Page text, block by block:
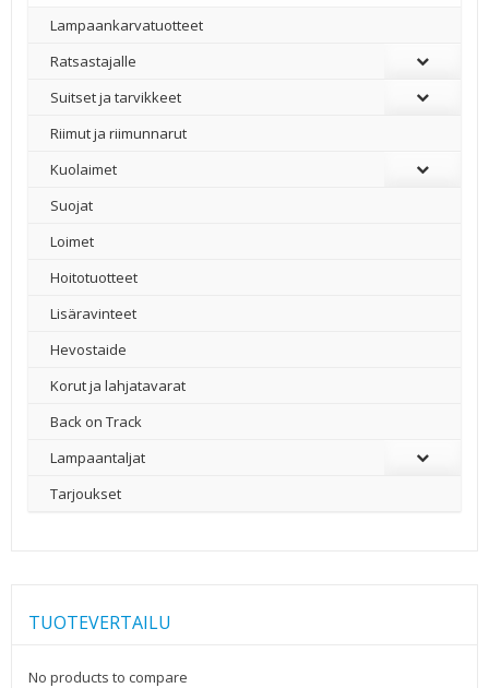
Lampaankarvatuotteet
Ratsastajalle
Suitset ja tarvikkeet
Riimut ja riimunnarut
Kuolaimet
Suojat
Loimet
Hoitotuotteet
Lisäravinteet
Hevostaide
Korut ja lahjatavarat
Back on Track
Lampaantaljat
Tarjoukset
TUOTEVERTAILU
No products to compare